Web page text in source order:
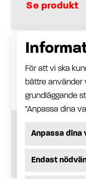
Se produkt
För att vi ska
bättre använder
grundläggande
"Anpassa dina
Anpassa dina
Endast